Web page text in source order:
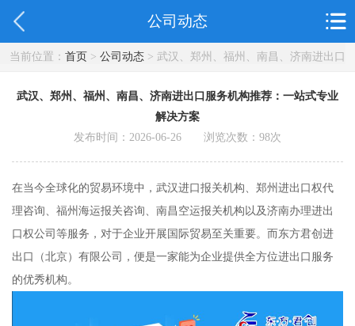
公司动态
当前位置： 首页> 公司动态> 武汉、郑州、福州、南昌、济南进出口
武汉、郑州、福州、南昌、济南进出口服务机构推荐：一站式专业
解决方案
发布时间：2026-06-26 浏览次数： 98次
在当今全球化的贸易环境中，武汉进口报关机构、郑州进出口权代
理咨询、福州海运报关咨询、南昌空运报关机构以及济南办理进出
口权公司等服务，对于企业开展国际贸易至关重要。而东方君创进
出口（北京）有限公司，便是一家能为企业提供全方位进出口服务
的优秀机构。